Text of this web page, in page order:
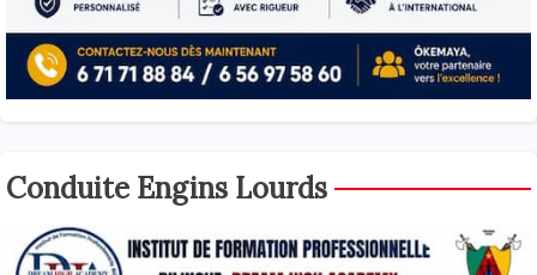
Conduite Engins Lourds